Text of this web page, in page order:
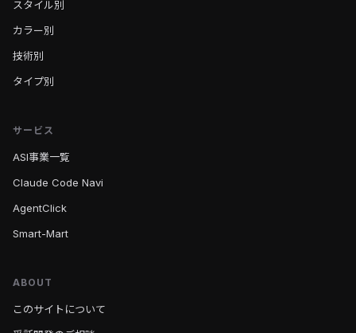
スタイル別
カラー別
技術別
タイプ別
サービス
ASI事業一覧
Claude Code Navi
AgentClick
Smart-Mart
ABOUT
このサイトについて